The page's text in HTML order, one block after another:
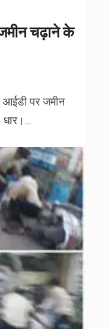
चढ़ाने के
आईडी पर जमीन